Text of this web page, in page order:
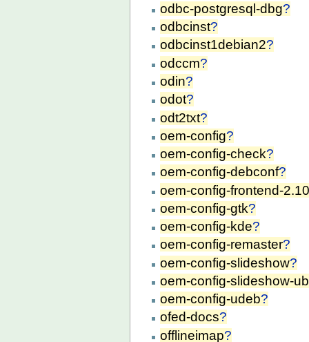
odbc-postgresql-dbg?
odbcinst?
odbcinst1debian2?
odccm?
odin?
odot?
odt2txt?
oem-config?
oem-config-check?
oem-config-debconf?
oem-config-frontend-
oem-config-gtk?
oem-config-kde?
oem-config-remaster?
oem-config-slideshow?
oem-config-slideshow-
oem-config-udeb?
ofed-docs?
offlineimap?